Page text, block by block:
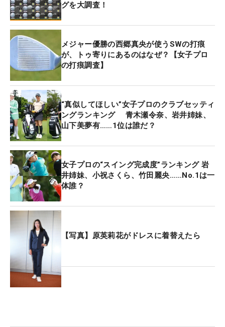
グを大調査！
メジャー優勝の西郷真央が使うSWの打痕
が、トゥ寄りにあるのはなぜ？【女子プロ
の打痕調査】
“真似してほしい”女子プロのクラブセッティ
ングランキング 青木瀬令奈、岩井姉妹、
山下美夢有……1位は誰だ？
女子プロの“スイング完成度”ランキング 岩
井姉妹、小祝さくら、竹田麗央……No.1は一
体誰？
【写真】原英莉花がドレスに着替えたら